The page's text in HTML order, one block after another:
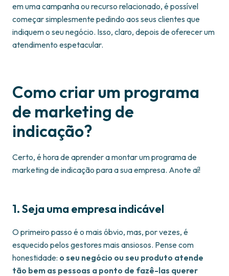
em uma campanha ou recurso relacionado, é possível
começar simplesmente pedindo aos seus clientes que
indiquem o seu negócio. Isso, claro, depois de oferecer um
atendimento espetacular.
Como criar um programa
de marketing de
indicação?
Certo, é hora de aprender a montar um programa de
marketing de indicação para a sua empresa. Anote aí!
1. Seja uma empresa indicável
O primeiro passo é o mais óbvio, mas, por vezes, é
esquecido pelos gestores mais ansiosos. Pense com
honestidade: o seu negócio ou seu produto atende
tão bem as pessoas a ponto de fazê-las querer